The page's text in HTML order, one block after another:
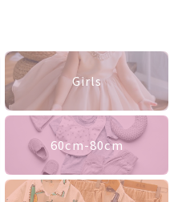
Girls
60cm-80cm